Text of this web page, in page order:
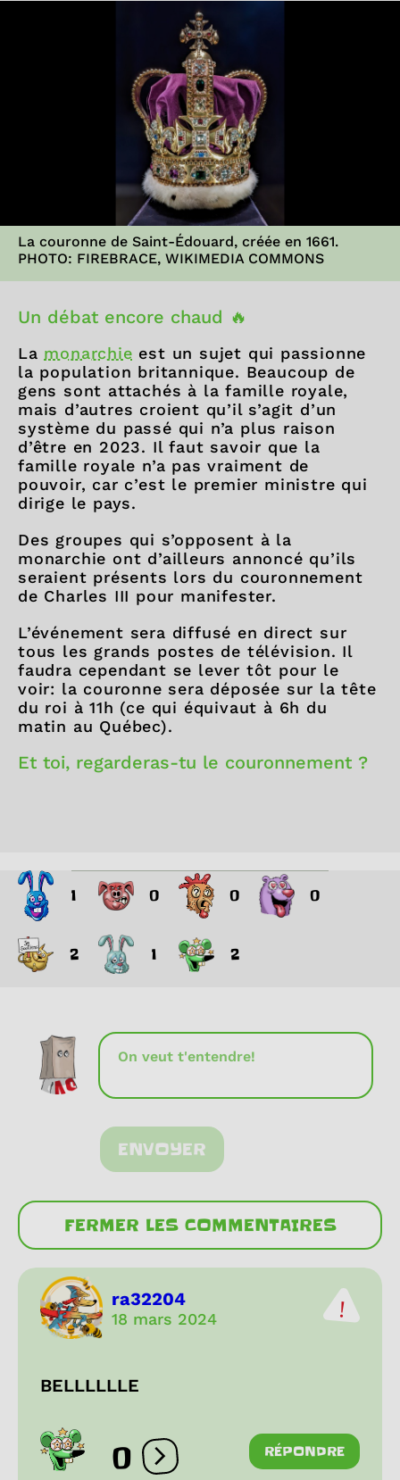
La couronne de Saint-Édouard, créée en 1661.
PHOTO: FIREBRACE, WIKIMEDIA COMMONS
Un débat encore chaud 🔥
La monarchie est un sujet qui passionne
la population britannique. Beaucoup de
gens sont attachés à la famille royale,
mais d’autres croient qu’il s’agit d’un
système du passé qui n’a plus raison
d’être en 2023. Il faut savoir que la
famille royale n’a pas vraiment de
pouvoir, car c’est le premier ministre qui
dirige le pays.
Des groupes qui s’opposent à la
monarchie ont d’ailleurs annoncé qu’ils
seraient présents lors du couronnement
de Charles III pour manifester.
L’événement sera diffusé en direct sur
tous les grands postes de télévision. Il
faudra cependant se lever tôt pour le
voir: la couronne sera déposée sur la tête
du roi à 11h (ce qui équivaut à 6h du
matin au Québec).
Et toi, regarderas-tu le couronnement ?
1 0 0 0
2 1 2
ENVOYER
FERMER LES COMMENTAIRES
ra32204
18 mars 2024
BELLLLLLE
0 Ouvrir les réactions
RÉPONDRE